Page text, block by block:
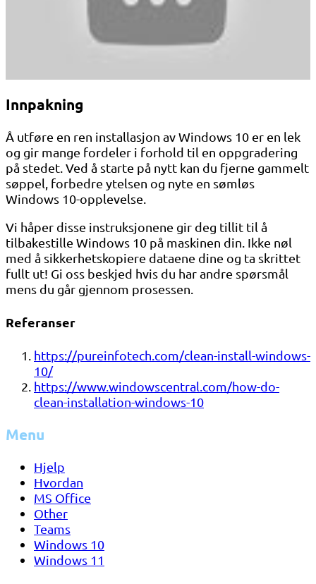
Innpakning
Å utføre en ren installasjon av Windows 10 er en lek
og gir mange fordeler i forhold til en oppgradering
på stedet. Ved å starte på nytt kan du fjerne gammelt
søppel, forbedre ytelsen og nyte en sømløs
Windows 10-opplevelse.
Vi håper disse instruksjonene gir deg tillit til å
tilbakestille Windows 10 på maskinen din. Ikke nøl
med å sikkerhetskopiere dataene dine og ta skrittet
fullt ut! Gi oss beskjed hvis du har andre spørsmål
mens du går gjennom prosessen.
Referanser
https://pureinfotech.com/clean-install-windows-
10/
https://www.windowscentral.com/how-do-
clean-installation-windows-10
Menu
Hjelp
Hvordan
MS Office
Other
Teams
Windows 10
Windows 11